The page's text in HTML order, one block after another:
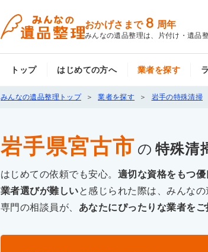
おかげさまで 8 周年
みんなの遺品整理は、片付け・遺品
トップ はじめての方へ 業者を探す
みんなの遺品整理トップ 業者を探す 岩手の特殊清掃
岩手県宮古市 の 特殊清
はじめての依頼でも安心。 適切な資格をもつ
業者選びが難しいと感じられた際は、みんな
専門の相談員が、 あなたにぴったりな業者をご